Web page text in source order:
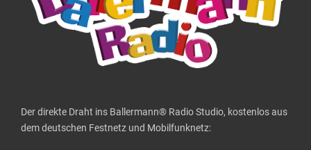
Der direkte Draht ins Ballermann® Radio Studio, kostenlos aus
dem deutschen Festnetz und Mobilfunknetz: